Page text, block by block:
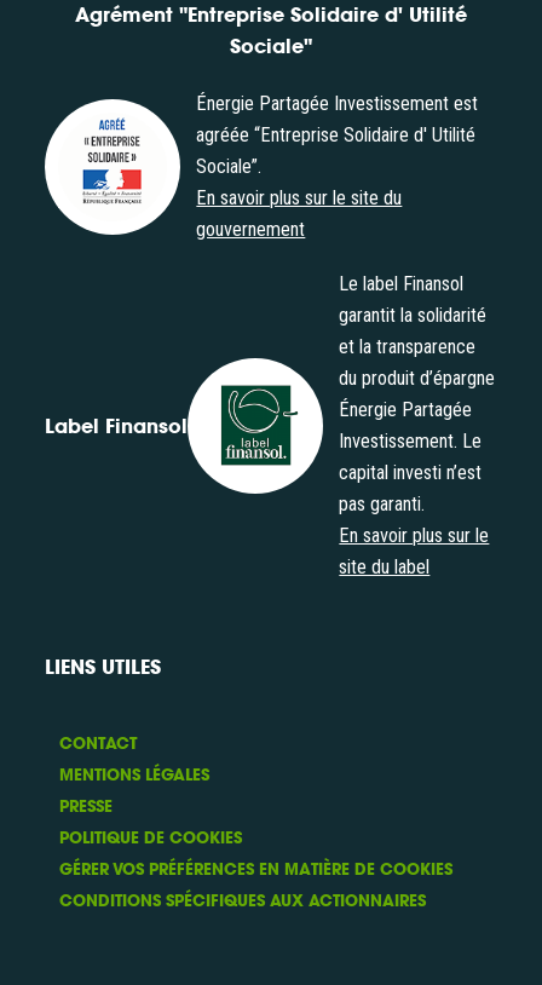
Agrément "Entreprise Solidaire d' Utilité
Sociale"
Énergie Partagée Investissement est
agréée “Entreprise Solidaire d' Utilité
Sociale”.
En savoir plus sur le site du
gouvernement
Label Finansol
Le label Finansol
garantit la solidarité
et la transparence
du produit d’épargne
Énergie Partagée
Investissement. Le
capital investi n’est
pas garanti.
En savoir plus sur le
site du label
LIENS UTILES
CONTACT
MENTIONS LÉGALES
PRESSE
POLITIQUE DE COOKIES
GÉRER VOS PRÉFÉRENCES EN MATIÈRE DE COOKIES
CONDITIONS SPÉCIFIQUES AUX ACTIONNAIRES